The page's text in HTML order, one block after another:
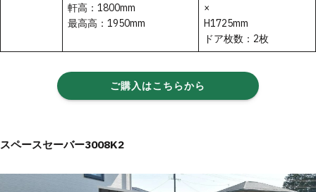
軒高：1800mm
最高高：1950mm
×
H1725mm
ドア枚数：2枚
ご購入はこちらから
スペースセーバー3008K2